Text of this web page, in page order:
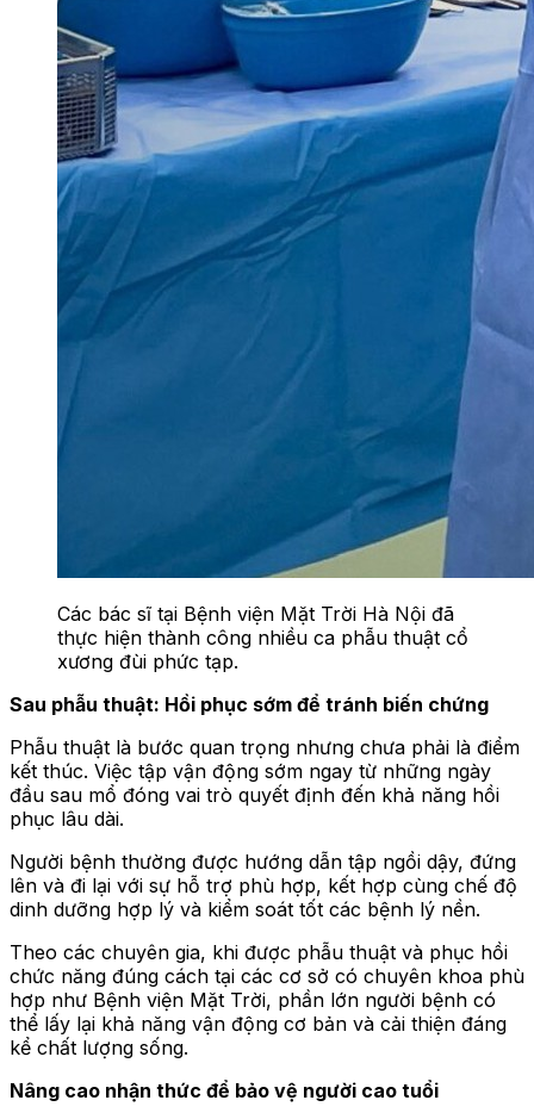
Các bác sĩ tại Bệnh viện Mặt Trời Hà Nội đã
thực hiện thành công nhiều ca phẫu thuật cổ
xương đùi phức tạp.
Sau phẫu thuật: Hồi phục sớm để tránh biến chứng
Phẫu thuật là bước quan trọng nhưng chưa phải là điểm
kết thúc. Việc tập vận động sớm ngay từ những ngày
đầu sau mổ đóng vai trò quyết định đến khả năng hồi
phục lâu dài.
Người bệnh thường được hướng dẫn tập ngồi dậy, đứng
lên và đi lại với sự hỗ trợ phù hợp, kết hợp cùng chế độ
dinh dưỡng hợp lý và kiểm soát tốt các bệnh lý nền.
Theo các chuyên gia, khi được phẫu thuật và phục hồi
chức năng đúng cách tại các cơ sở có chuyên khoa phù
hợp như Bệnh viện Mặt Trời, phần lớn người bệnh có
thể lấy lại khả năng vận động cơ bản và cải thiện đáng
kể chất lượng sống.
Nâng cao nhận thức để bảo vệ người cao tuổi